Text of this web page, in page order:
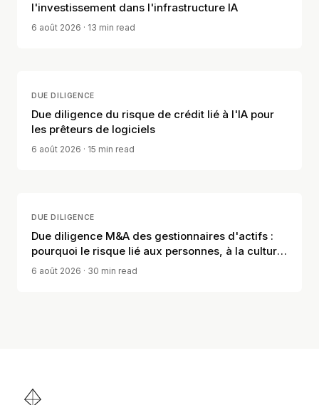
l'investissement dans l'infrastructure IA
6 août 2026 · 13 min read
DUE DILIGENCE
Due diligence du risque de crédit lié à l'IA pour
les prêteurs de logiciels
6 août 2026 · 15 min read
DUE DILIGENCE
Due diligence M&A des gestionnaires d'actifs :
pourquoi le risque lié aux personnes, à la culture
et à la distribution compte
6 août 2026 · 30 min read